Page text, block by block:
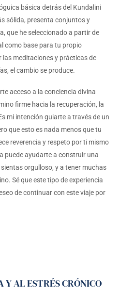
básica detrás del Kundalini
sólida, presenta conjuntos y
que he seleccionado a partir de
como base para tu propio
meditaciones y prácticas de
el cambio se produce.
acceso a la conciencia divina
firme hacia la recuperación, la
mi intención guiarte a través de un
que esto es nada menos que tu
reverencia y respeto por ti mismo
puede ayudarte a construir una
orgulloso, y a tener muchas
Sé que este tipo de experiencia
de continuar con este viaje por
AL ESTRÉS CRÓNICO